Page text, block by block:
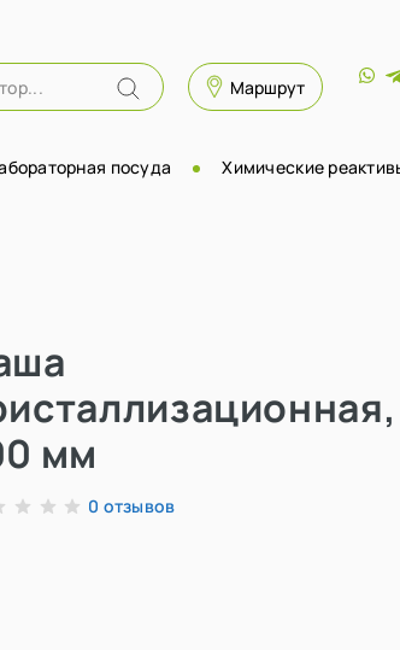
Маршрут
посуда Химические
мм
0 отзывов